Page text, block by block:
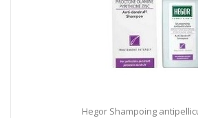
Hegor Shampoing